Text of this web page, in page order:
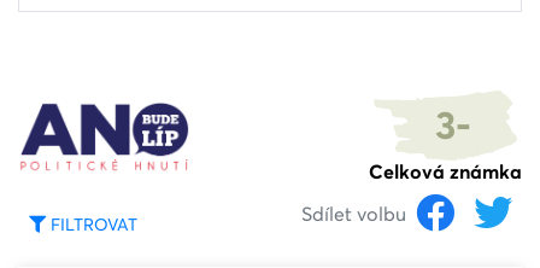
3-
Celková známka
FILTROVAT Sdílet volbu